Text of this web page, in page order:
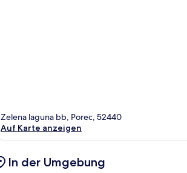
Zelena laguna bb, Porec, 52440
Auf Karte anzeigen
In der Umgebung